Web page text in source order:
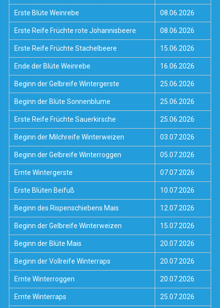
Erste Blüte Weinrebe 08.06.2026
Erste Reife Früchte rote Johannisbeere 08.06.2026
Erste Reife Früchte Stachelbeere 15.06.2026
Ende der Blüte Weinrebe 16.06.2026
Beginn der Gelbreife Wintergerste 25.06.2026
Beginn der Blüte Sonnenblume 25.06.2026
Erste Reife Früchte Sauerkirsche 25.06.2026
Beginn der Milchreife Winterweizen 03.07.2026
Beginn der Gelbreife Winterroggen 05.07.2026
Ernte Wintergerste 07.07.2026
Erste Blüten Beifuß 10.07.2026
Beginn des Rispenschiebens Mais 12.07.2026
Beginn der Gelbreife Winterweizen 15.07.2026
Beginn der Blüte Mais 20.07.2026
Beginn der Vollreife Winterraps 20.07.2026
Ernte Winterroggen 20.07.2026
Ernte Winterraps 25.07.2026